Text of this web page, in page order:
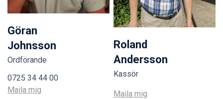
Göran
Johnsson
Ordförande
0725 34 44 00
Maila mig
Roland
Andersson
Kassör
Maila mig